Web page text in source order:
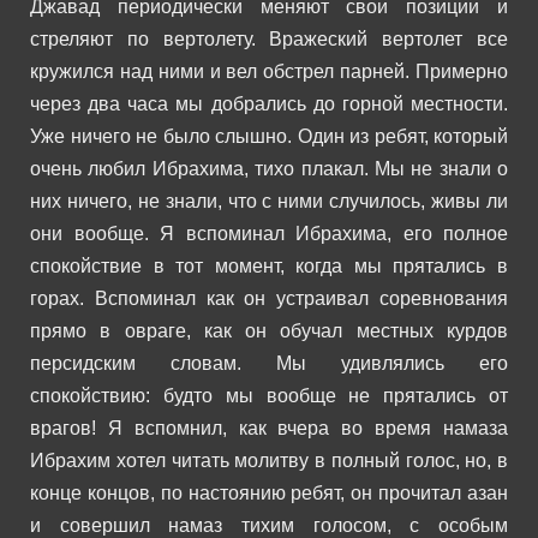
Джавад периодически меняют свои позиции и
стреляют по вертолету. Вражеский вертолет все
кружился над ними и вел обстрел парней. Примерно
через два часа мы добрались до горной местности.
Уже ничего не было слышно. Один из ребят, который
очень любил Ибрахима, тихо плакал. Мы не знали о
них ничего, не знали, что с ними случилось, живы ли
они вообще. Я вспоминал Ибрахима, его полное
спокойствие в тот момент, когда мы прятались в
горах. Вспоминал как он устраивал соревнования
прямо в овраге, как он обучал местных курдов
персидским словам. Мы удивлялись его
спокойствию: будто мы вообще не прятались от
врагов! Я вспомнил, как вчера во время намаза
Ибрахим хотел читать молитву в полный голос, но, в
конце концов, по настоянию ребят, он прочитал азан
и совершил намаз тихим голосом, с особым